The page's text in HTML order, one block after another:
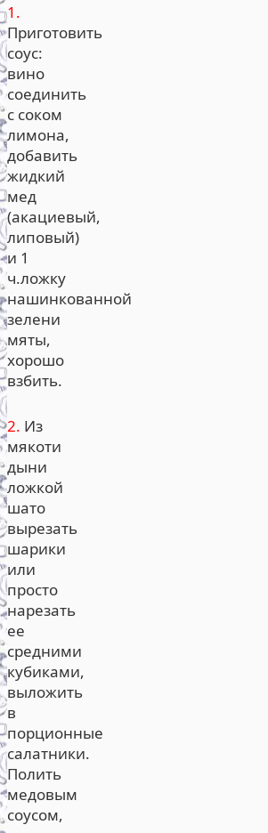
1.
Приготовить
соус:
вино
соединить
с соком
лимона,
добавить
жидкий
мед
(акациевый,
липовый)
и 1
ч.ложку
нашинкованной
зелени
мяты,
хорошо
взбить.
2. Из
мякоти
дыни
ложкой
шато
вырезать
шарики
или
просто
нарезать
ее
средними
кубиками,
выложить
в
порционные
салатники.
Полить
медовым
соусом,